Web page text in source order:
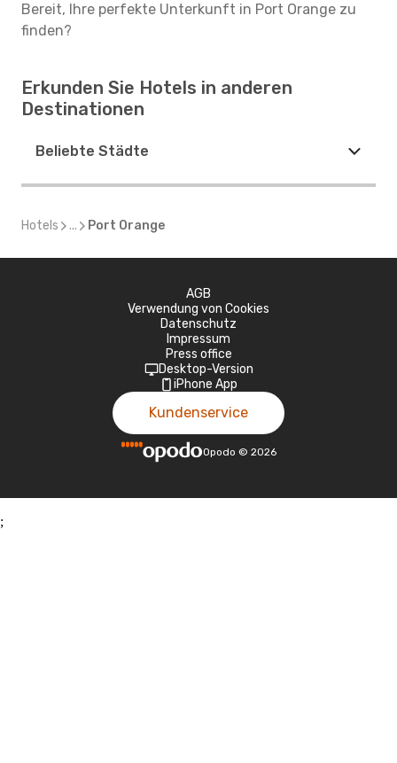
Bereit, Ihre perfekte Unterkunft in Port Orange zu
finden?
Erkunden Sie Hotels in anderen
Destinationen
Beliebte Städte
Hotels ... Port Orange
AGB
Verwendung von Cookies
Datenschutz
Impressum
Press office
Desktop-Version
iPhone App
Kundenservice
Opodo © 2026
;